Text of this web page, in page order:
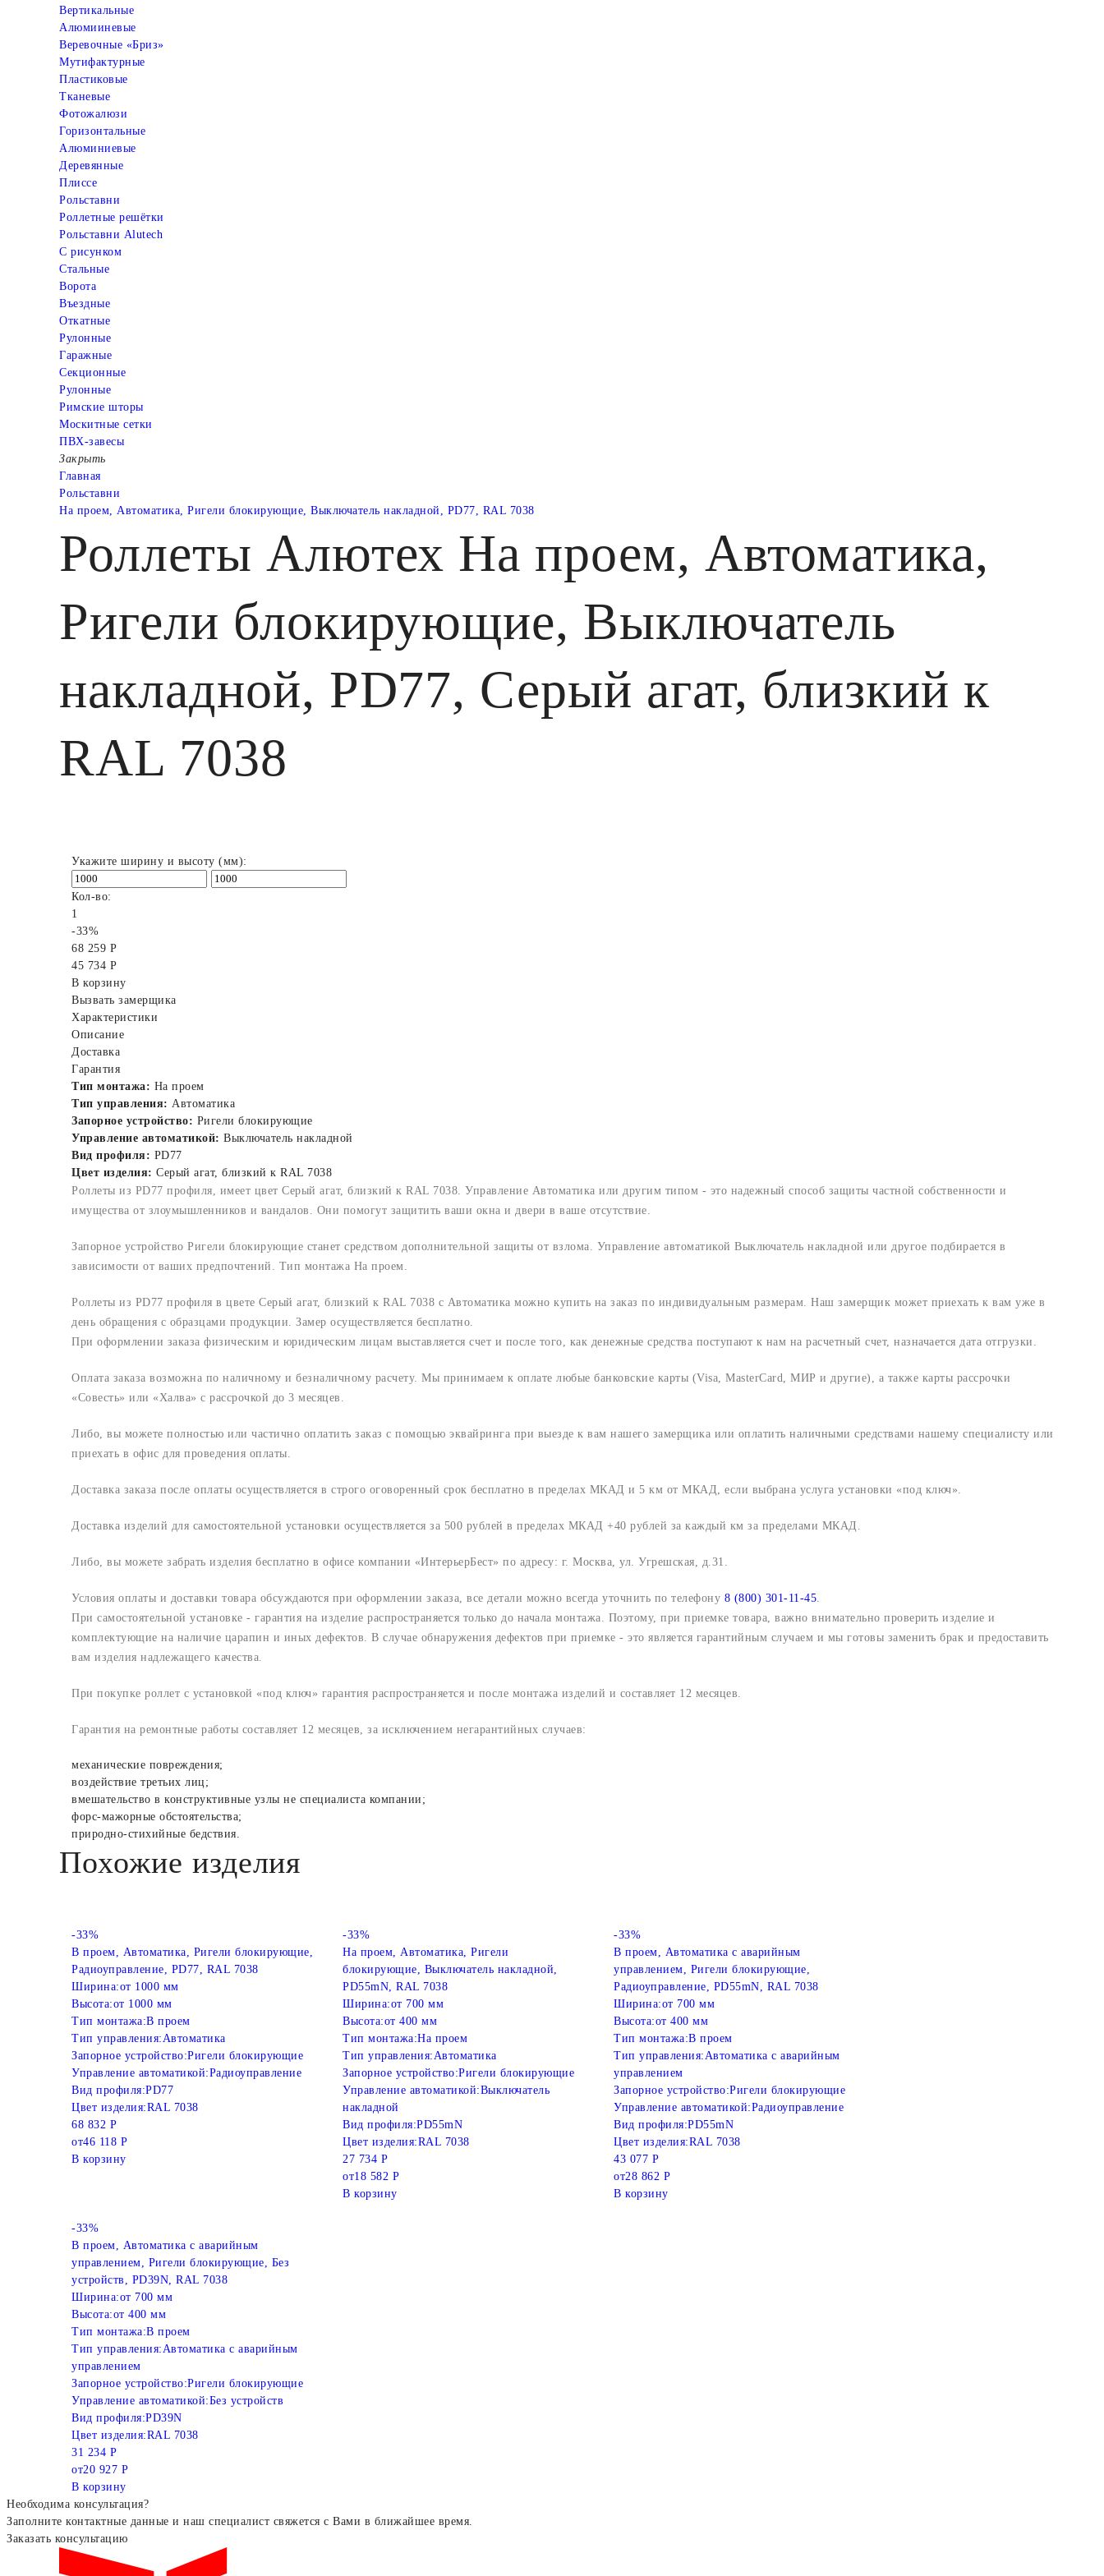
Вертикальные
Алюмииневые
Веревочные «Бриз»
Мутифактурные
Пластиковые
Тканевые
Фотожалюзи
Горизонтальные
Алюминиевые
Деревянные
Плиссе
Рольставни
Роллетные решётки
Рольставни Alutech
С рисунком
Стальные
Ворота
Въездные
Откатные
Рулонные
Гаражные
Cекционные
Рулонные
Римские шторы
Москитные сетки
ПВХ-завесы
Закрыть
Главная
Рольставни
На проем, Автоматика, Ригели блокирующие, Выключатель накладной, PD77, RAL 7038
Роллеты Алютех На проем, Автоматика,
Ригели блокирующие, Выключатель
накладной, PD77, Серый агат, близкий к
RAL 7038
Укажите ширину и высоту (мм):
Кол-во:
1
-33%
68 259 Р
45 734 Р
В корзину
Вызвать замерщика
Характеристики
Описание
Доставка
Гарантия
Тип монтажа: На проем
Тип управления: Автоматика
Запорное устройство: Ригели блокирующие
Управление автоматикой: Выключатель накладной
Вид профиля: PD77
Цвет изделия: Серый агат, близкий к RAL 7038
Роллеты из PD77 профиля, имеет цвет Серый агат, близкий к RAL 7038. Управление Автоматика или другим типом - это надежный способ защиты частной собственности и
имущества от злоумышленников и вандалов. Они помогут защитить ваши окна и двери в ваше отсутствие.
Запорное устройство Ригели блокирующие станет средством дополнительной защиты от взлома. Управление автоматикой Выключатель накладной или другое подбирается в
зависимости от ваших предпочтений. Тип монтажа На проем.
Роллеты из PD77 профиля в цвете Серый агат, близкий к RAL 7038 с Автоматика можно купить на заказ по индивидуальным размерам. Наш замерщик может приехать к вам уже в
день обращения с образцами продукции. Замер осуществляется бесплатно.
При оформлении заказа физическим и юридическим лицам выставляется счет и после того, как денежные средства поступают к нам на расчетный счет, назначается дата отгрузки.
Оплата заказа возможна по наличному и безналичному расчету. Мы принимаем к оплате любые банковские карты (Visa, MasterCard, МИР и другие), а также карты рассрочки
«Совесть» или «Халва» с рассрочкой до 3 месяцев.
Либо, вы можете полностью или частично оплатить заказ с помощью эквайринга при выезде к вам нашего замерщика или оплатить наличными средствами нашему специалисту или
приехать в офис для проведения оплаты.
Доставка заказа после оплаты осуществляется в строго оговоренный срок бесплатно в пределах МКАД и 5 км от МКАД, если выбрана услуга установки «под ключ».
Доставка изделий для самостоятельной установки осуществляется за 500 рублей в пределах МКАД +40 рублей за каждый км за пределами МКАД.
Либо, вы можете забрать изделия бесплатно в офисе компании «ИнтерьерБест» по адресу: г. Москва, ул. Угрешская, д.31.
Условия оплаты и доставки товара обсуждаются при оформлении заказа, все детали можно всегда уточнить по телефону 8 (800) 301-11-45
При самостоятельной установке - гарантия на изделие распространяется только до начала монтажа. Поэтому, при приемке товара, важно внимательно проверить изделие и
комплектующие на наличие царапин и иных дефектов. В случае обнаружения дефектов при приемке - это является гарантийным случаем и мы готовы заменить брак и предоставить
вам изделия надлежащего качества.
При покупке роллет с установкой «под ключ» гарантия распространяется и после монтажа изделий и составляет 12 месяцев.
Гарантия на ремонтные работы составляет 12 месяцев, за исключением негарантийных случаев:
механические повреждения;
воздействие третьих лиц;
вмешательство в конструктивные узлы не специалиста компании;
форс-мажорные обстоятельства;
природно-стихийные бедствия.
Похожие изделия
-33%
В проем, Автоматика, Ригели блокирующие,
Радиоуправление, PD77, RAL 7038
Ширина:от 1000 мм
Высота:от 1000 мм
Тип монтажа:В проем
Тип управления: Автоматика
Запорное устройство:Ригели блокирующие
Управление автоматикой:Радиоуправление
Вид профиля:PD77
Цвет изделия:RAL 7038
68 832 Р
от46 118 Р
В корзину
-33%
На проем, Автоматика, Ригели
блокирующие, Выключатель накладной,
PD55mN, RAL 7038
Ширина:от 700 мм
Высота:от 400 мм
Тип монтажа:На проем
Тип управления: Автоматика
Запорное устройство:Ригели блокирующие
Управление автоматикой:Выключатель
накладной
Вид профиля:PD55mN
Цвет изделия:RAL 7038
27 734 Р
от18 582 Р
В корзину
-33%
В проем, Автоматика с аварийным
управлением, Ригели блокирующие,
Радиоуправление, PD55mN, RAL 7038
Ширина:от 700 мм
Высота:от 400 мм
Тип монтажа:В проем
Тип управления: Автоматика с аварийным
управлением
Запорное устройство:Ригели блокирующие
Управление автоматикой:Радиоуправление
Вид профиля:PD55mN
Цвет изделия:RAL 7038
43 077 Р
от28 862 Р
В корзину
-33%
В проем, Автоматика с аварийным
управлением, Ригели блокирующие, Без
устройств, PD39N, RAL 7038
Ширина:от 700 мм
Высота:от 400 мм
Тип монтажа:В проем
Тип управления: Автоматика с аварийным
управлением
Запорное устройство:Ригели блокирующие
Управление автоматикой:Без устройств
Вид профиля:PD39N
Цвет изделия:RAL 7038
31 234 Р
от20 927 Р
В корзину
Необходима консультация?
Заполните контактные данные и наш специалист свяжется с Вами в ближайшее время.
Заказать консультацию